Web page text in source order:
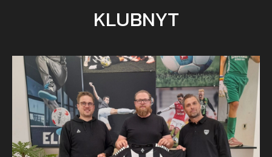
KLUBNYT